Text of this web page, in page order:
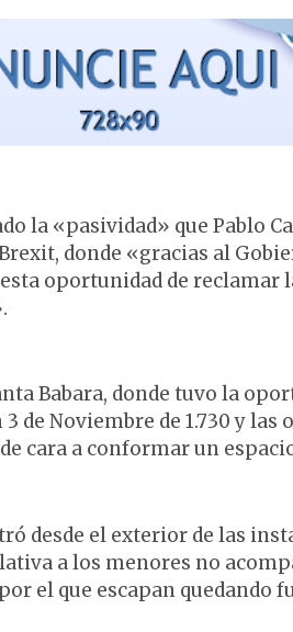
la «pasividad» que Pablo
donde «gracias al
oportunidad de reclamar
Babara, donde tuvo la
de Noviembre de 1.730 y
cara a conformar un
desde el exterior de las
a los menores no
el que escapan